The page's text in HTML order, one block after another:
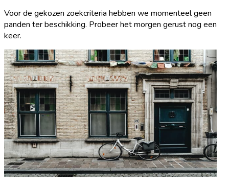
Voor de gekozen zoekcriteria hebben we momenteel geen
panden ter beschikking. Probeer het morgen gerust nog een
keer.